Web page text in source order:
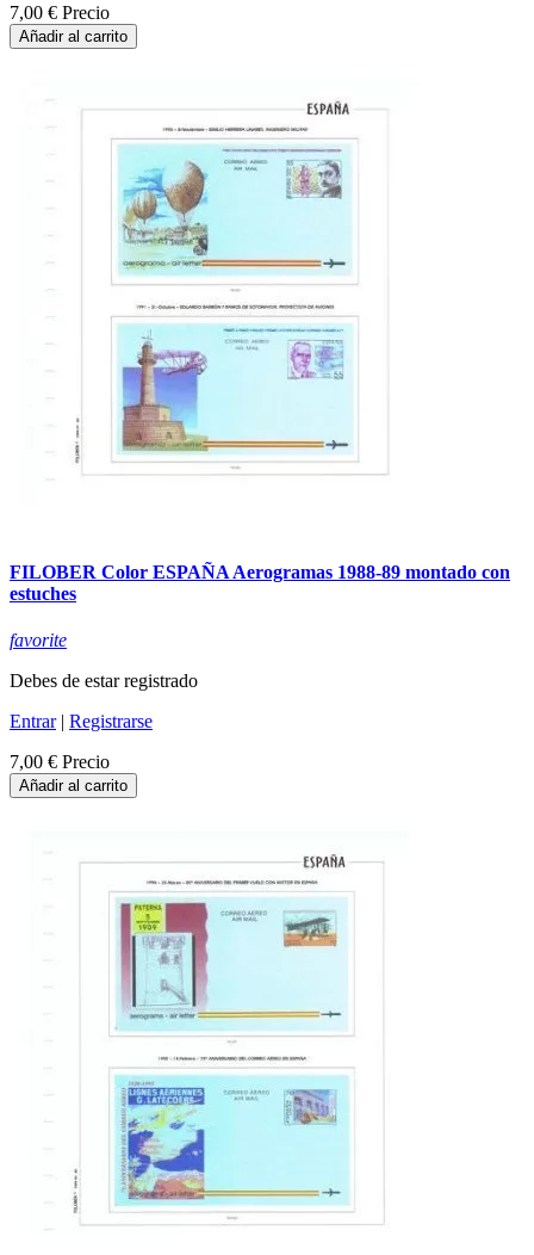
7,00 € Precio
Añadir al carrito
FILOBER Color ESPAÑA Aerogramas 1988-89 montado con
estuches
favorite
Debes de estar registrado
Entrar| Registrarse
7,00 € Precio
Añadir al carrito